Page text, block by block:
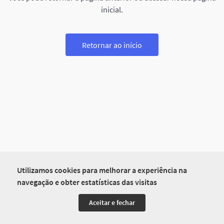
Utilizamos cookies para melhorar a experiência na
navegação e obter estatísticas das visitas
Aceitar e fechar
inicial.
Retornar ao início